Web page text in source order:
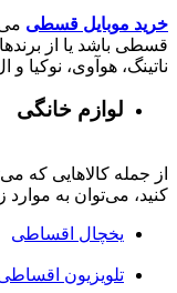
خرید موبایل قسطی
قسطی باشد یا از
ناتینگ، هوآوی،
لوازم خانگی
از جمله کالاهایی که
کنید، می‌توان به موارد
یخچال اقساطی
تلویزیون